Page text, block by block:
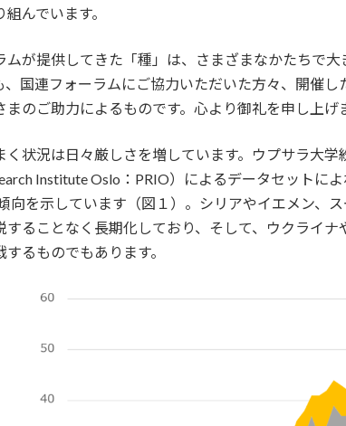
んでいます。
ムが提供してきた「種」は、さまざまなかたちで
、国連フォーラムにご協力いただいた方々、開催
のご助力によるものです。心より御礼を申し上げ
状況は日々厳しさを増しています。ウプサラ大
Institute Oslo：PRIO）によるデータセット
向を示しています（図１）。シリアやイエメン、
することなく長期化しており、そして、ウクライ
るものでもあります。